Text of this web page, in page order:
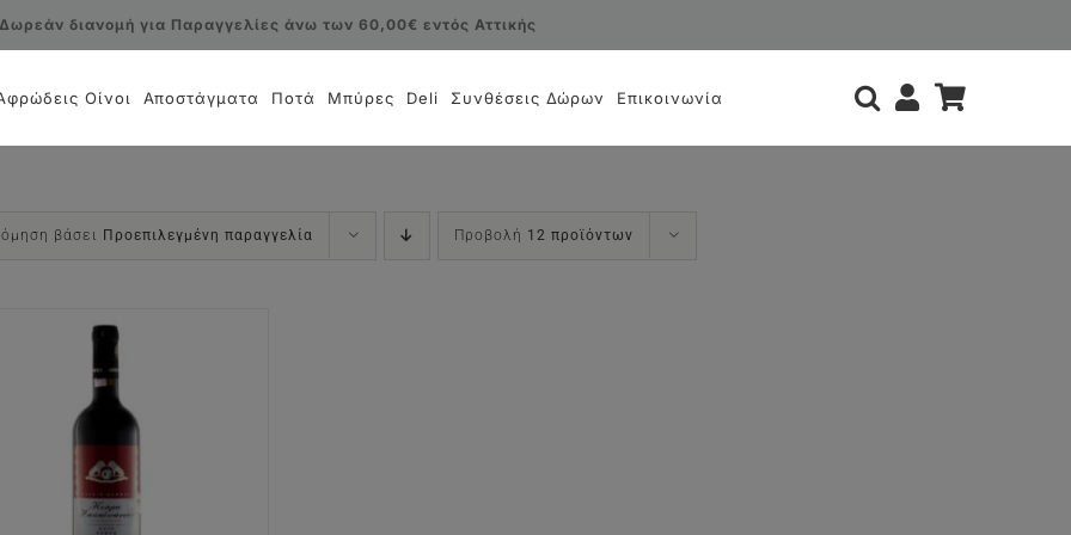
Δωρεάν διανομή για Παραγγελίες άνω των 60,00€ εντός Αττικής
Οίνοι Αποστάγματα Ποτά Μπύρες Deli Συνθέσεις Δώρων Επικοινωνία
βάσει Προεπιλεγμένη παραγγελία Προβολή 12 προϊόντων